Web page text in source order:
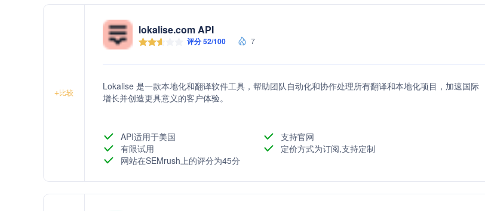
+比较
lokalise.com API
评分 52/100 7
Lokalise 是一款本地化和翻译软件工具，帮助团队自动化和协作处理所有翻译和本地化项目，加速国际
增长并创造更具意义的客户体验。
API适用于美国
支持官网
有限试用
定价方式为订阅,支持定制
网站在SEMrush上的评分为45分